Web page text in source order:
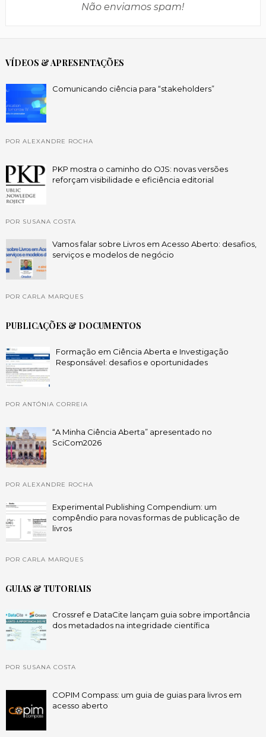
Não enviamos spam!
VÍDEOS & APRESENTAÇÕES
Comunicando ciência para “stakeholders”
POR ALEXANDRE ROCHA
PKP mostra o caminho do OJS: novas versões
reforçam visibilidade e eficiência editorial
POR SUSANA COSTA
Vamos falar sobre Livros em Acesso Aberto: desafios,
serviços e modelos de negócio
POR CARLA MARQUES
PUBLICAÇÕES & DOCUMENTOS
Formação em Ciência Aberta e Investigação
Responsável: desafios e oportunidades
POR ANTÓNIA CORREIA
“A Minha Ciência Aberta” apresentado no
SciCom2026
POR ALEXANDRE ROCHA
Experimental Publishing Compendium: um
compêndio para novas formas de publicação de
livros
POR CARLA MARQUES
GUIAS & TUTORIAIS
Crossref e DataCite lançam guia sobre importância
dos metadados na integridade científica
POR SUSANA COSTA
COPIM Compass: um guia de guias para livros em
acesso aberto